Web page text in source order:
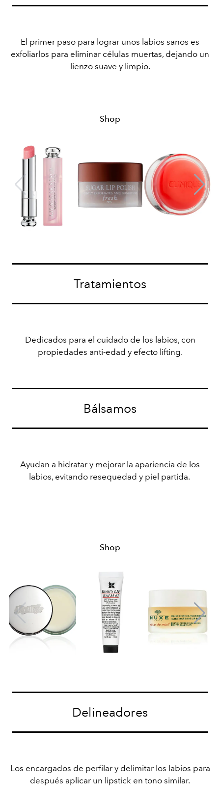
El primer paso para lograr unos labios sanos es
exfoliarlos para eliminar células muertas, dejando un
lienzo suave y limpio.
Shop
Tratamientos
Dedicados para el cuidado de los labios, con
propiedades anti-edad y efecto lifting.
Bálsamos
Ayudan a hidratar y mejorar la apariencia de los
labios, evitando resequedad y piel partida.
Shop
Delineadores
Los encargados de perfilar y delimitar los labios para
después aplicar un lipstick en tono similar.